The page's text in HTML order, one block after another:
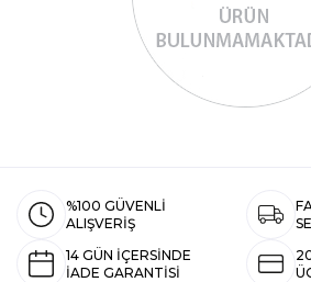
%100 GÜVENLİ
ALIŞVERİŞ
14 GÜN İÇERSİNDE
İADE GARANTİSİ